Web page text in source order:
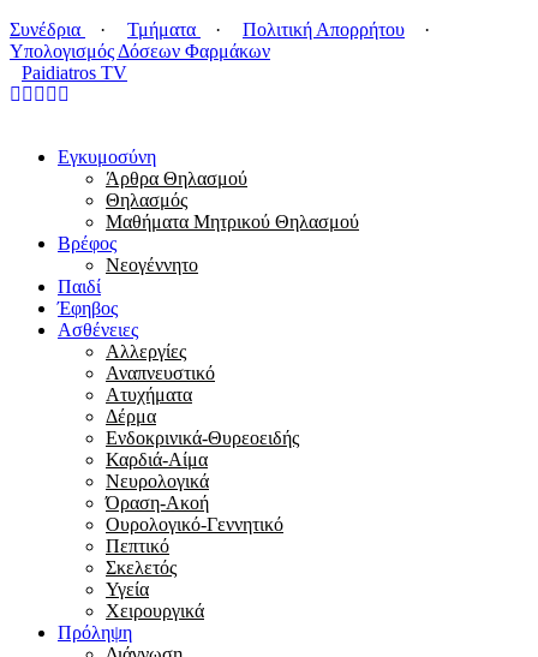
Συνέδρια
· Τμήματα · Πολιτική Απορρήτου
·
Υπολογισμός Δόσεων Φαρμάκων
Paidiatros TV
Εγκυμοσύνη
Άρθρα Θηλασμού
Θηλασμός
Μαθήματα Μητρικού Θηλασμού
Βρέφος
Νεογέννητο
Παιδί
Έφηβος
Ασθένειες
Αλλεργίες
Αναπνευστικό
Ατυχήματα
Δέρμα
Ενδοκρινικά-Θυρεοειδής
Καρδιά-Αίμα
Νευρολογικά
Όραση-Ακοή
Ουρολογικό-Γεννητικό
Πεπτικό
Σκελετός
Υγεία
Χειρουργικά
Πρόληψη